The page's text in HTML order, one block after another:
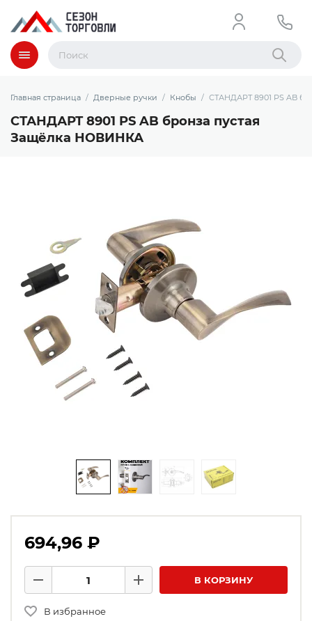
Меню Найти
Главная страница Дверные ручки Кнобы СТАНДАРТ 8901 PS AB
СТАНДАРТ 8901 PS AB бронза пустая
Защёлка НОВИНКА
694,96 ₽
Минус
Плюс В КОРЗИНУ
В избранное